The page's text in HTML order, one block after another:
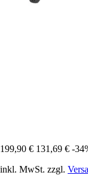
199,90 € 131,69 € -
inkl. MwSt. zzgl.